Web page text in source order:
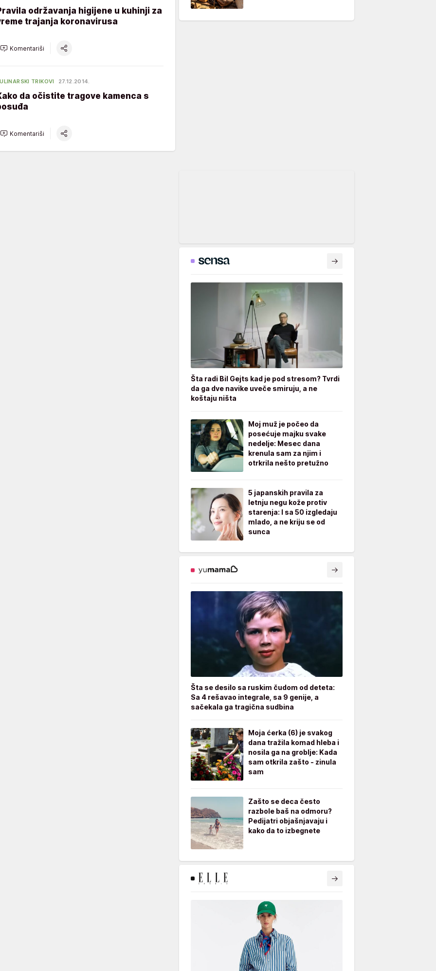
održavanja higijene u kuhinji za
trajanja koronavirusa
Komentariši
TRIKOVI 27.12.2014.
da očistite tragove kamenca s
Komentariši
Šta radi Bil Gejts kad je pod stresom? Tvrdi
da ga dve navike uveče smiruju, a ne
koštaju ništa
Moj muž je počeo da
posećuje majku svake
nedelje: Mesec dana
krenula sam za njim i
otrkrila nešto pretužno
5 japanskih pravila za
letnju negu kože protiv
starenja: I sa 50 izgledaju
mlado, a ne kriju se od
sunca
Šta se desilo sa ruskim čudom od deteta:
Sa 4 rešavao integrale, sa 9 genije, a
sačekala ga tragična sudbina
Moja ćerka (6) je svakog
dana tražila komad hleba i
nosila ga na groblje: Kada
sam otkrila zašto - zinula
sam
Zašto se deca često
razbole baš na odmoru?
Pedijatri objašnjavaju i
kako da to izbegnete